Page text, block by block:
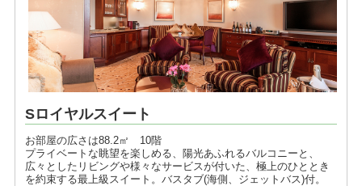
Sロイヤルスイート
お部屋の広さは88.2㎡ 10階
プライベートな眺望を楽しめる、陽光あふれるバルコニーと、
広々としたリビングや様々なサービスが付いた、極上のひととき
を約束する最上級スイート。バスタブ(海側、ジェットバス)付。